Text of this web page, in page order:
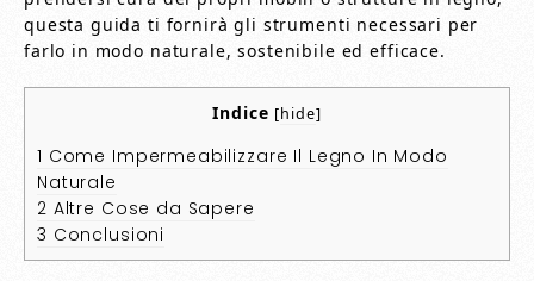
questa guida ti fornirà gli strumenti necessari per
farlo in modo naturale, sostenibile ed efficace.
Indice [hide]
1 Come Impermeabilizzare Il Legno In Modo
Naturale
2 Altre Cose da Sapere
3 Conclusioni